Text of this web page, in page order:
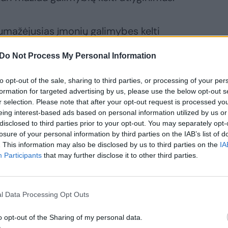
Do Not Process My Personal Information
opt-out of the sale, sharing to third parties, or processing of your
for targeted advertising by us, please use the below opt-out
selection. Please note that after your opt-out request is processed
interest-based ads based on personal information utilized by us
to third parties prior to your opt-out. You may separately
of your personal information by third parties on the IAB’s list of
This information may also be disclosed by us to third parties on the
Participants that may further disclose it to other third parties.
Data Processing Opt Outs
opt-out of the Sharing of my personal data.
įmonių galimybes kelti
metų ketvirtį, palyginti su pirmuoju,
augo, o privačiame mažėjo.
didinti atlyginimus, ir MMA yra
veiklose, kurios yra
t. y. turizmo sektorius, viešbučiai,
kur MMA yra tos grindys, į kurias
tai labiausiai ir paveiksime
diskusijos turėtų būti labai jautrios ir